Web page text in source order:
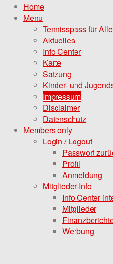
Home
Menu
Tennisspass für Alle
Aktuelles
Info Center
Karte
Satzung
Kinder- und
Impressum
Disclaimer
Datenschutz
Members only
Login / Logout
Passwort
Profil
Anmeldung
Mitglieder-Info
Info Center
Mitglieder
Werbung